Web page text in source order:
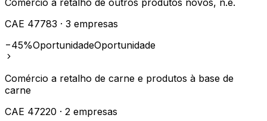
CAE 47783 · 3 empresas
−45%OportunidadeOportunidade
Comércio a retalho de carne e produtos à base de
carne
CAE 47220 · 2 empresas